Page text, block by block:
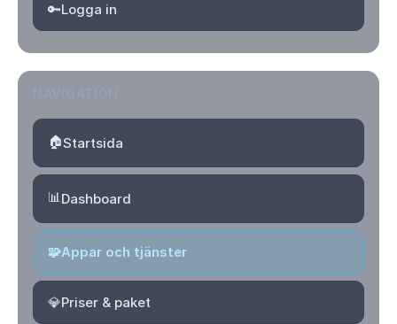
🔑Logga in
🏠Startsida
📊Dashboard
🧩Appar och tjänster
💎Priser & paket